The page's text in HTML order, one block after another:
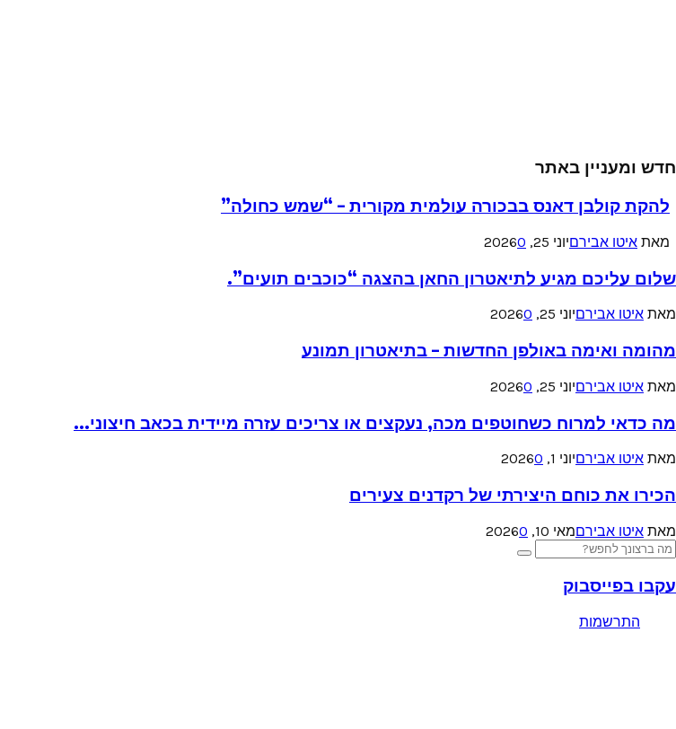
חדש ומעניין באתר
להקת קולבן דאנס בבכורה עולמית מקורית – “שמש כחולה”
מאת איטו אבירםיוני 25, 2026 0
שלום עליכם מגיע לתיאטרון החאן בהצגה “כוכבים תועים”.
מאת איטו אבירםיוני 25, 2026 0
מהומה ואימה באולפן החדשות – בתיאטרון תמונע
מאת איטו אבירםיוני 25, 2026 0
מה כדאי למרוח כשחוטפים מכה, נעקצים או צריכים עזרה מיידית בכאב חיצוני...
מאת איטו אבירםיוני 1, 2026 0
הכירו את כוחם היצירתי של רקדנים צעירים
מאת איטו אבירםמאי 10, 2026
0
Search
for:
Search
עקבו בפייסבוק
התרשמות